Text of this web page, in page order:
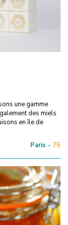
une gamme
des miels
en île de
Paris - 75